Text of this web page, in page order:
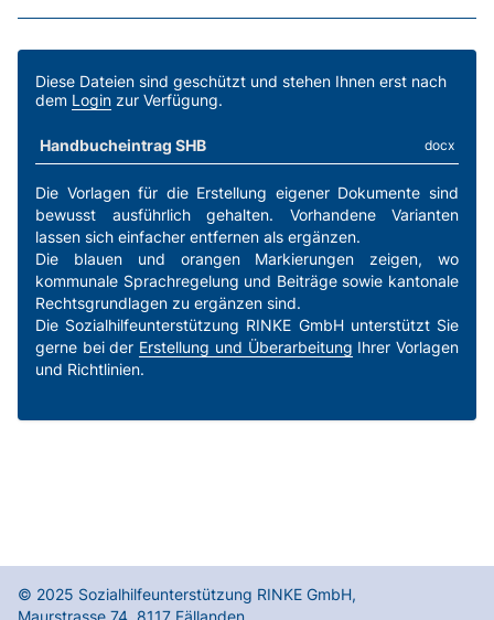
SKOS-RL, Kapitel C.6.4
SKOS-RL, Kapitel C.6.4 Erläuterungen a
Vereinbarkeit von Beruf und Familie
Diese Dateien sind geschützt und stehen Ihnen erst nach
dem Login zur Verfügung.
Handbucheintrag SHB docx
Die Vorlagen für die Erstellung eigener Dokumente sind
bewusst ausführlich gehalten. Vorhandene Varianten
lassen sich einfacher entfernen als ergänzen.
Die blauen und orangen Markierungen zeigen, wo
kommunale Sprachregelung und Beiträge sowie kantonale
Rechtsgrundlagen zu ergänzen sind.
Die Sozialhilfeunterstützung RINKE GmbH unterstützt Sie
gerne bei der Erstellung und Überarbeitung Ihrer Vorlagen
und Richtlinien.
© 2025 Sozialhilfeunterstützung RINKE GmbH,
Maurstrasse 74 8117 Fällanden